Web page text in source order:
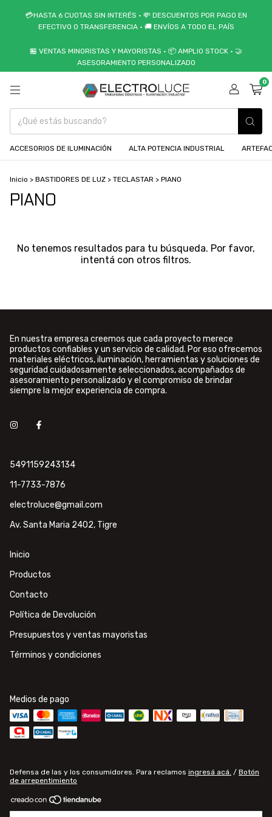
💳HASTA 6 CUOTAS SIN INTERÉS • 💸 DESCUENTOS POR PAGO EN
EFECTIVO O TRANSFERENCIA • 🚚 ENVÍOS A TODO EL PAÍS
🏪 VENTAS MINORISTAS Y MAYORISTAS • 📦 AMPLIO STOCK • 🤝
ASESORAMIENTO PERSONALIZADO
0
ACCESORIOS DE ILUMINACIÓN ALTA POTENCIA INDUSTRIAL
Inicio > BASTIDORES DE LUZ > TECLASTAR > PIANO
PIANO
No tenemos resultados para tu búsqueda. Por favor,
intentá con otros filtros.
En nuestra empresa creemos que cada proyecto merece
productos confiables y un servicio de calidad. Por eso ofrecemos
materiales eléctricos, iluminación, herramientas y soluciones de
seguridad cuidadosamente seleccionados, acompañados de
asesoramiento personalizado y el compromiso de brindar
siempre la mejor experiencia de compra.
5491159243134
11-7733-7876
electroluce@gmail.com
Av. Santa Maria 2402, Tigre
Inicio
Productos
Contacto
Política de Devolución
Presupuestos y ventas mayoristas
Términos y condiciones
Medios de pago
Defensa de las y los consumidores. Para reclamos ingresá acá. / Botón
de arrepentimiento
Copyright Electroluce - Materiales de electricidad e iluminación - 2026.